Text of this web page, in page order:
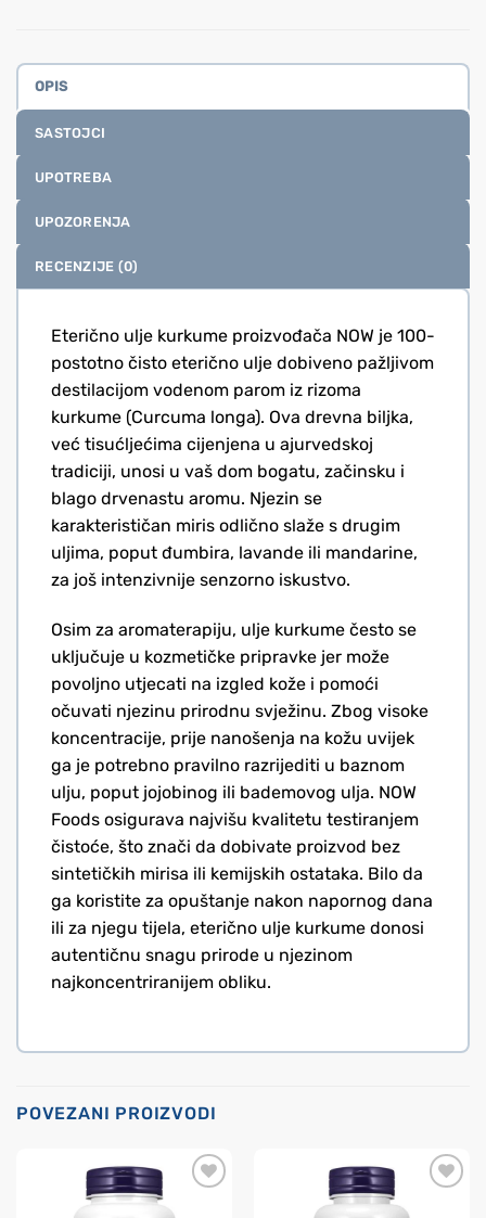
OPIS
SASTOJCI
UPOTREBA
UPOZORENJA
RECENZIJE (0)
Eterično ulje kurkume proizvođača NOW je 100-
postotno čisto eterično ulje dobiveno pažljivom
destilacijom vodenom parom iz rizoma
kurkume (Curcuma longa). Ova drevna biljka,
već tisućljećima cijenjena u ajurvedskoj
tradiciji, unosi u vaš dom bogatu, začinsku i
blago drvenastu aromu. Njezin se
karakterističan miris odlično slaže s drugim
uljima, poput đumbira, lavande ili mandarine,
za još intenzivnije senzorno iskustvo.
Osim za aromaterapiju, ulje kurkume često se
uključuje u kozmetičke pripravke jer može
povoljno utjecati na izgled kože i pomoći
očuvati njezinu prirodnu svježinu. Zbog visoke
koncentracije, prije nanošenja na kožu uvijek
ga je potrebno pravilno razrijediti u baznom
ulju, poput jojobinog ili bademovog ulja. NOW
Foods osigurava najvišu kvalitetu testiranjem
čistoće, što znači da dobivate proizvod bez
sintetičkih mirisa ili kemijskih ostataka. Bilo da
ga koristite za opuštanje nakon napornog dana
ili za njegu tijela, eterično ulje kurkume donosi
autentičnu snagu prirode u njezinom
najkoncentriranijem obliku.
POVEZANI PROIZVODI